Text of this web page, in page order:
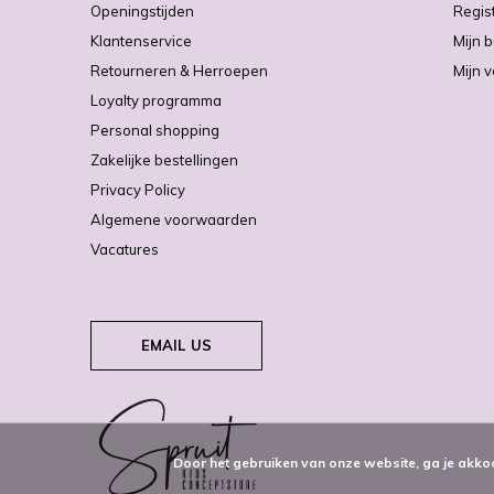
Openingstijden
Klantenservice
Retourneren & Herroepen
Loyalty programma
Personal shopping
Zakelijke bestellingen
Privacy Policy
Algemene voorwaarden
Vacatures
Mijn
Mijn
EMAIL US
Door het gebruiken van onze website, ga je